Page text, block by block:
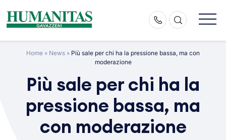
content
Home » News » Più sale per chi ha la pressione bassa, ma con
moderazione
Più sale per chi ha la
pressione bassa, ma
con moderazione